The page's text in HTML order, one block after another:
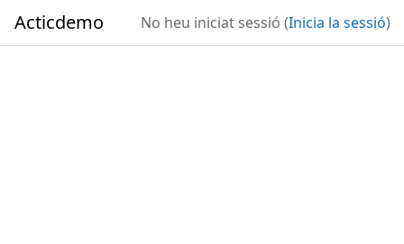
Acticdemo No heu iniciat sessió (Inicia la sessió)